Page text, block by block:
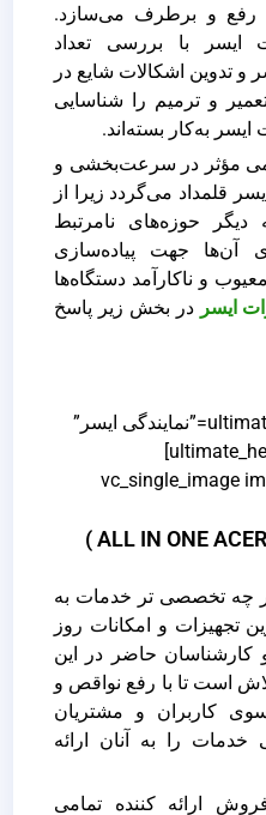
رفع و برطرف می‌سازد.
ایسر با بررسی تعداد
و تدوین اشکالات شایع در
و ترمیم را شناسایی
ایسر به‌کار بسته‌‌اند.
مؤثر در سرعت‌بخشی و
قلمداد می‌گردد زیرا از
دیگر حوزه‌های نامرتبط
آن‌ها جهت پیاده‌سازی
و ناکارآمد دستگاه‌ها
ایسر در بخش زیر پاسخ
[ultimate_heading main_heading=”نمایندگی ایسر”
[vc_single_image
چه تخصصی تر خدمات به
تجهیزات و امکانات روز
و کارشناسان حاضر در این
است تا با رفع نواقص و
کاربران و مشتریان
را به آنان ارائه
ارائه کننده تمامی